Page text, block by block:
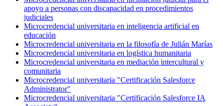
apoyo a personas con discapacidad en procedimientos
judiciales
Microcredencial universitaria en inteligencia artificial en
educación
Microcredencial universitaria en la filosofía de Julián Marías
Microcredencial universitaria en logística humanitaria
Microcredencial universitaria en mediación intercultural y
comunitaria
Microcredencial universitaria "Certificación Salesforce
Administrator"
Microcredencial universitaria "Certificación Salesforce IA